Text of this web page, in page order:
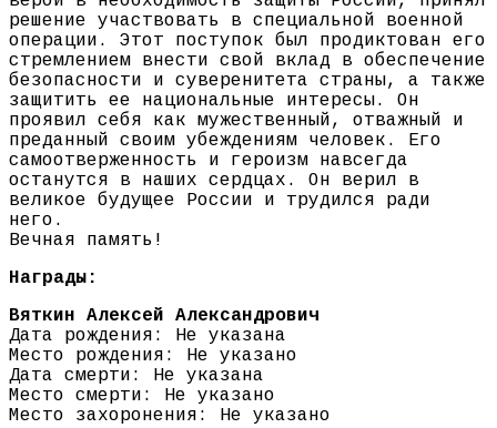
решение участвовать в специальной военной
операции. Этот поступок был продиктован его
стремлением внести свой вклад в обеспечение
безопасности и суверенитета страны, а также
защитить ее национальные интересы. Он
проявил себя как мужественный, отважный и
преданный своим убеждениям человек. Его
самоотверженность и героизм навсегда
останутся в наших сердцах. Он верил в
великое будущее России и трудился ради
него.
Вечная память!
Награды:
Вяткин Алексей Александрович
Дата рождения: Не указана
Место рождения: Не указано
Дата смерти: Не указана
Место смерти: Не указано
Место захоронения: Не указано